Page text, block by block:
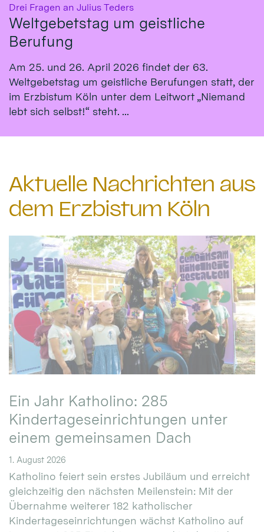
Drei Fragen an Julius Teders:
Weltgebetstag um geistliche
Berufung
Am 25. und 26. April 2026 findet der 63.
Weltgebetstag um geistliche Berufungen statt, der
im Erzbistum Köln unter dem Leitwort „Niemand
lebt sich selbst!“ steht. ...
Aktuelle Nachrichten aus
dem Erzbistum Köln
Ein Jahr Katholino: 285
Kindertageseinrichtungen unter
einem gemeinsamen Dach
1. August 2026
Katholino feiert sein erstes Jubiläum und erreicht
gleichzeitig den nächsten Meilenstein: Mit der
Übernahme weiterer 182 katholischer
Kindertageseinrichtungen wächst Katholino auf